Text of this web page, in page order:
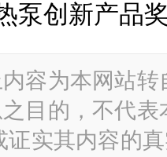
泵创新产品
容为本网站
目的，不代
证实其内容的